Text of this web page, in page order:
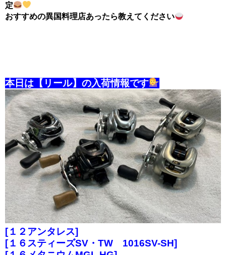
定
おすすめの異国料理店あったら教えてください
本日は【リール】の入荷情報です
[１２アンタレス]
[１６スティーズSV・TW 1016SV-SH]